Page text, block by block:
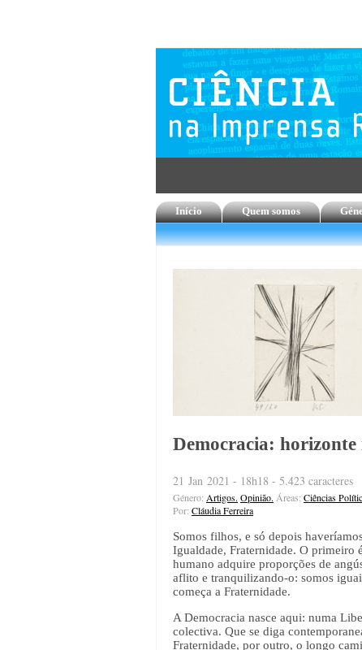
Início Quem somos
Democracia:
21 Jan 2021 - 18h18 - 5.423 caracteres
Género: Artigos. Opinião. Áreas: Ciências
Por: Cláudia Ferreira
Somos filhos, e só depois
Igualdade, Fraternidade. O primeiro
humano adquire proporções de
aflito e tranquilizando-o: somos
começa a Fraternidade.
A Democracia nasce aqui: numa
colectiva. Que se diga
Fraternidade, por outro, o longo